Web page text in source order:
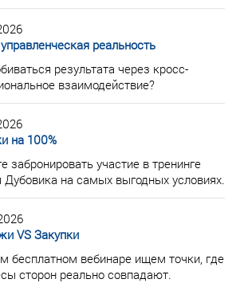
реальность
результата через кросс-
взаимодействие?
на 100%
забронировать участие в тренинге
Дубовика на самых выгодных условиях.
VS Закупки
бесплатном вебинаре ищем точки, где
сторон реально совпадают.